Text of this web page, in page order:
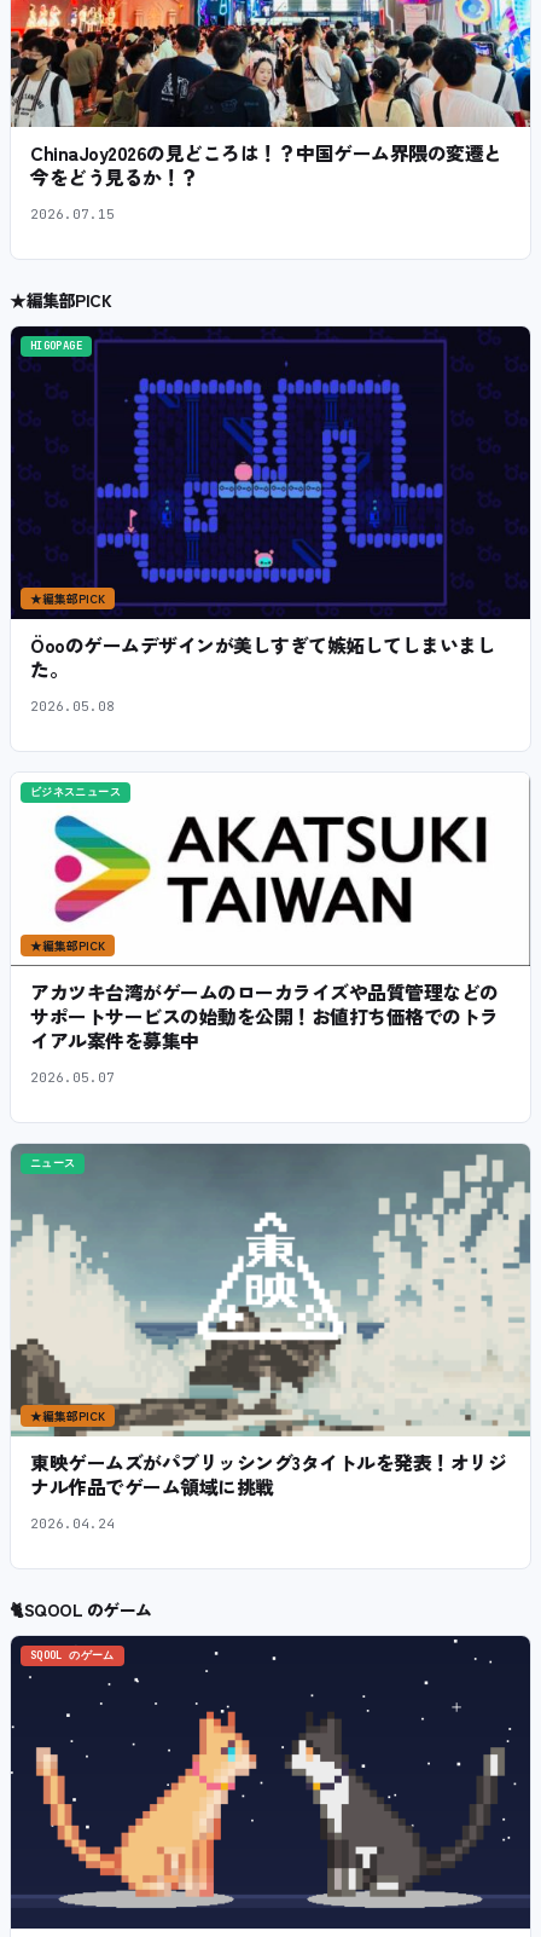
ChinaJoy2026の見どころは！？中国ゲーム界隈の変遷と
今をどう見るか！？
2026.07.15
★編集部PICK
HIGOPAGE
★編集部PICK
Öooのゲームデザインが美しすぎて嫉妬してしまいまし
た。
2026.05.08
ビジネスニュース
★編集部PICK
アカツキ台湾がゲームのローカライズや品質管理などの
サポートサービスの始動を公開！お値打ち価格でのトラ
イアル案件を募集中
2026.05.07
ニュース
★編集部PICK
東映ゲームズがパブリッシング3タイトルを発表！オリジ
ナル作品でゲーム領域に挑戦
2026.04.24
🐈SQOOL のゲーム
SQOOL のゲーム